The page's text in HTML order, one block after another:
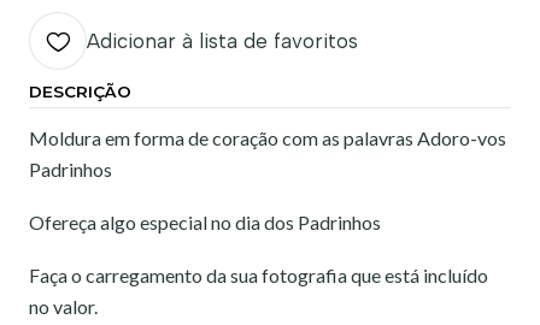
Adicionar à lista de favoritos
DESCRIÇÃO
Moldura em forma de coração com as palavras Adoro-vos
Padrinhos
Ofereça algo especial no dia dos Padrinhos
Faça o carregamento da sua fotografia que está incluído
no valor.